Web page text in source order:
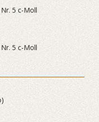
5 c-Moll
5 c-Moll